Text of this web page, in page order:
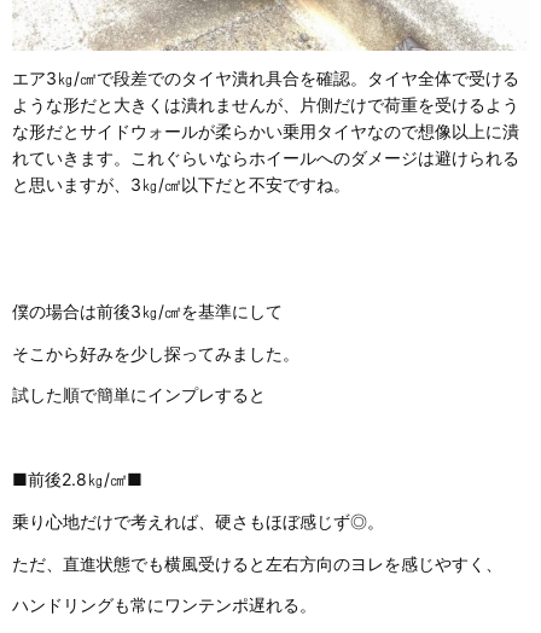
エア3㎏/㎠で段差でのタイヤ潰れ具合を確認。タイヤ全体で受ける
ような形だと大きくは潰れませんが、片側だけで荷重を受けるよう
な形だとサイドウォールが柔らかい乗用タイヤなので想像以上に潰
れていきます。これぐらいならホイールへのダメージは避けられる
と思いますが、3㎏/㎠以下だと不安ですね。
僕の場合は前後3㎏/㎠を基準にして
そこから好みを少し探ってみました。
試した順で簡単にインプレすると
■前後2.8㎏/㎠■
乗り心地だけで考えれば、硬さもほぼ感じず◎。
ただ、直進状態でも横風受けると左右方向のヨレを感じやすく、
ハンドリングも常にワンテンポ遅れる。